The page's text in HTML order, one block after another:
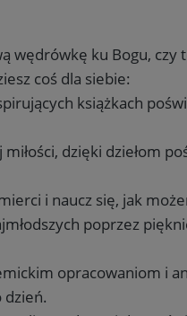
ku Bogu, czy
coś dla siebie:
książkach
dzięki dziełom
i naucz się, jak
poprzez
opracowaniom i
dzień.